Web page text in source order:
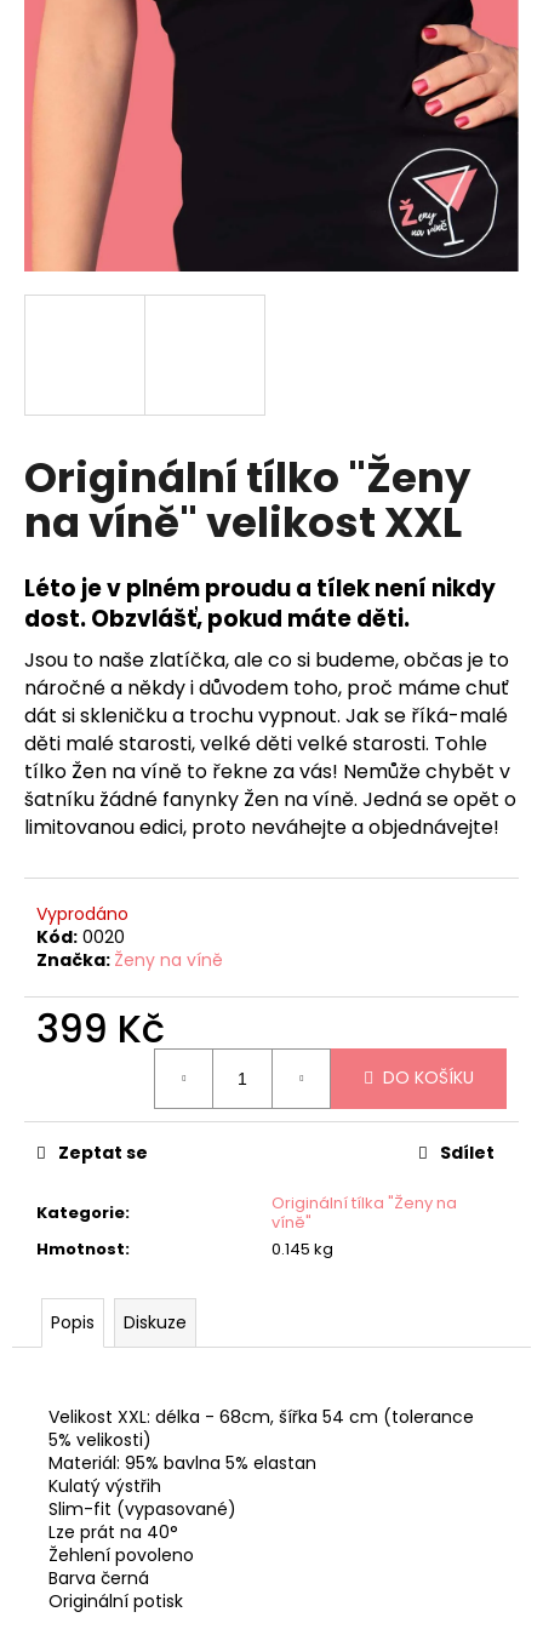
Originální tílko "Ženy
na víně" velikost XXL
Léto je v plném proudu a tílek není nikdy
dost. Obzvlášť,pokud máte děti.
Jsou to naše zlatíčka, ale co si budeme, občas je to
náročné a někdy i důvodem toho, proč máme chuť
dát si skleničku a trochu vypnout. Jak se říká-malé
děti malé starosti, velké děti velké starosti. Tohle
tílko Žen na víně to řekne za vás! Nemůže chybět v
šatníku žádné fanynky Žen na víně. Jedná se opět o
limitovanou edici, proto neváhejte a objednávejte!
Vyprodáno
Kód: 0020
Značka: Ženy na víně
399 Kč
DO KOŠÍKU
Kategorie:
Originální tílka "Ženy na
víně"
Hmotnost: 0.145 kg
Zeptat se Sdílet
Popis Diskuze
Velikost XXL: délka - 68cm, šířka 54 cm (tolerance
5% velikosti)
Materiál: 95% bavlna 5% elastan
Kulatý výstřih
Slim-fit (vypasované)
Lze prát na 40°
Žehlení povoleno
Barva černá
Originální potisk
a
o
o
r
u
č
u
j
e
m
e
TRIČKO
ŽENY
NA
VÍNĚ
-
VÍNO,
VELIKOST
XL
399
Kč